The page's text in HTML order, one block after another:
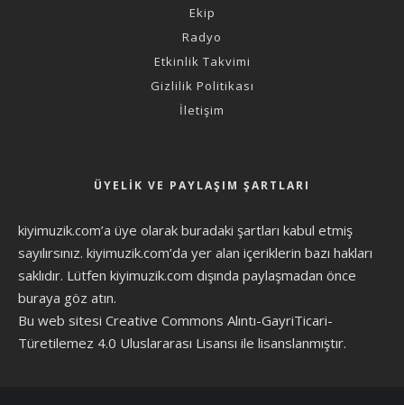
Ekip
Radyo
Etkinlik Takvimi
Gizlilik Politikası
İletişim
ÜYELIK VE PAYLAŞIM ŞARTLARI
kiyimuzik.com’a üye olarak buradaki şartları kabul etmiş
sayılırsınız. kiyimuzik.com’da yer alan içeriklerin bazı hakları
saklıdır. Lütfen kiyimuzik.com dışında paylaşmadan önce
buraya göz atın.
Bu web sitesi Creative Commons Alıntı-GayriTicari-
Türetilemez 4.0 Uluslararası Lisansı ile lisanslanmıştır.